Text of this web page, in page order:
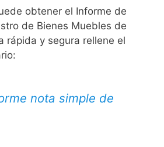
obtener el Informe de
de Bienes Muebles de
rápida y segura rellene el
nota simple de